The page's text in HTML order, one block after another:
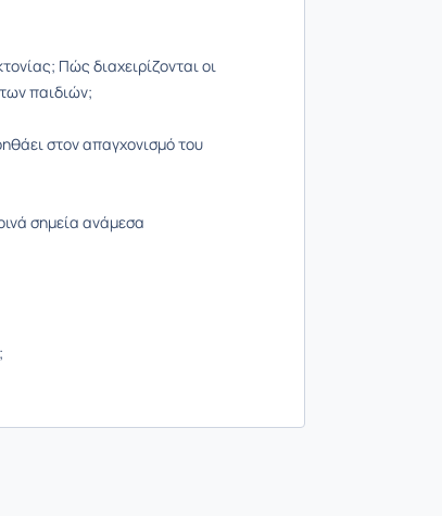
Πώς διαχειρίζονται οι
παιδιών;
στον απαγχονισμό του
σημεία ανάμεσα